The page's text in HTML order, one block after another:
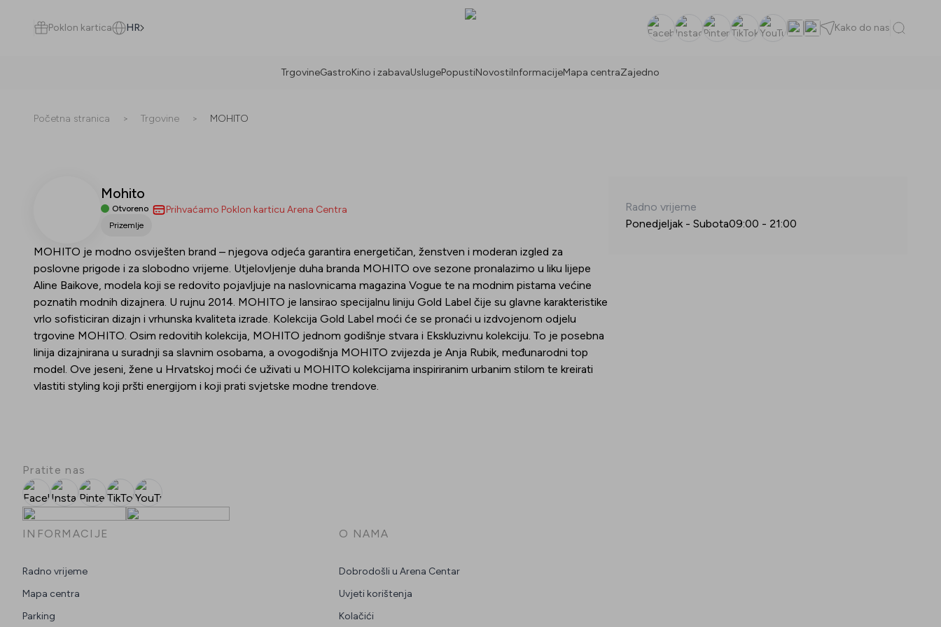
0 Popusti
Trgovine
Popusti
Događanja
Poklon kartica HR FacebookInstagramPinterestTikTokYouTube Kako do nas
TrgovineGastroKino i zabavaUslugePopustiNovostiInformacijeMapa centraZajedno
Početna stranica > Trgovine > MOHITO
Mohito
Otvoreno
Prizemlje
Prihvaćamo Poklon karticu Arena Centra
MOHITO je modno osviješten brand – njegova odjeća garantira energetičan, ženstven i moderan izgled za
poslovne prigode i za slobodno vrijeme. Utjelovljenje duha branda MOHITO ove sezone pronalazimo u liku lijepe
Aline Baikove, modela koji se redovito pojavljuje na naslovnicama magazina Vogue te na modnim pistama većine
poznatih modnih dizajnera. U rujnu 2014. MOHITO je lansirao specijalnu liniju Gold Label čije su glavne karakteristike
vrlo sofisticiran dizajn i vrhunska kvaliteta izrade. Kolekcija Gold Label moći će se pronaći u izdvojenom odjelu
trgovine MOHITO. Osim redovitih kolekcija, MOHITO jednom godišnje stvara i Ekskluzivnu kolekciju. To je posebna
linija dizajnirana u suradnji sa slavnim osobama, a ovogodišnja MOHITO zvijezda je Anja Rubik, međunarodni top
model. Ove jeseni, žene u Hrvatskoj moći će uživati u MOHITO kolekcijama inspiriranim urbanim stilom te kreirati
vlastiti styling koji pršti energijom i koji prati svjetske modne trendove.
Radno vrijeme
Ponedjeljak - Subota09:00 - 21:00
Pratite nas
FacebookInstagramPinterest
TikTokYouTube
INFORMACIJE
Radno vrijeme
Mapa centra
Parking
O NAMA
Dobrodošli u Arena Centar
Uvjeti korištenja
Kolačići